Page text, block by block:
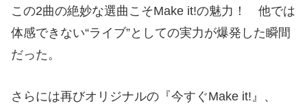
この2曲の絶妙な選曲こそMake it!の魅力！ 他では
体感できない“ライブ”としての実力が爆発した瞬間
だった。
さらには再びオリジナルの『今すぐMake it!』、